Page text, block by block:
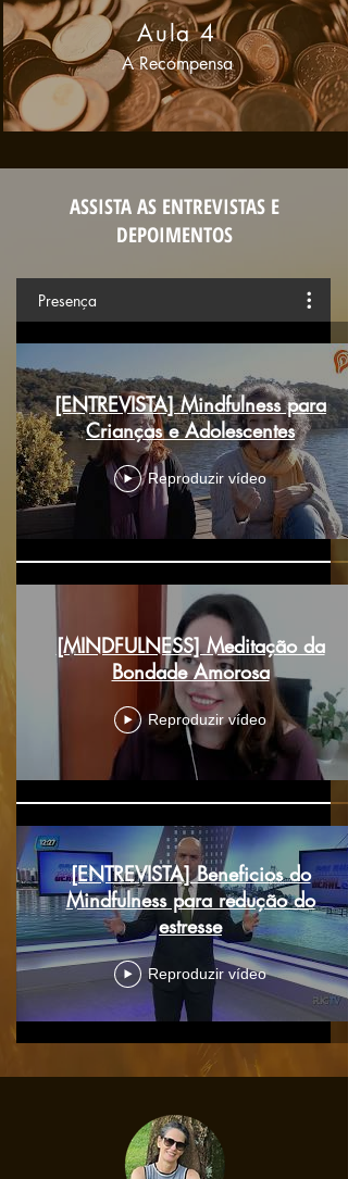
Aula 4
A Recompensa
ASSISTA AS ENTREVISTAS E
DEPOIMENTOS
Presença
[ENTREVISTA] Mindfulness para
Crianças e Adolescentes
Reproduzir vídeo
[MINDFULNESS] Meditação da
Bondade Amorosa
Reproduzir vídeo
[ENTREVISTA] Beneficios do
Mindfulness para redução do
estresse
Reproduzir vídeo